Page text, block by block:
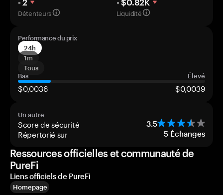
- 2
Détenteurs
- $0.82K
Liquidité
Performance du prix
24h
1m
Tous
Bas
Élevé
$0,0036 $0,0039
Un autre
Score de sécurité 3.5
Répertorié sur 5 Échanges
Ressources officielles et communauté de
PureFi
Liens officiels de PureFi
Homepage